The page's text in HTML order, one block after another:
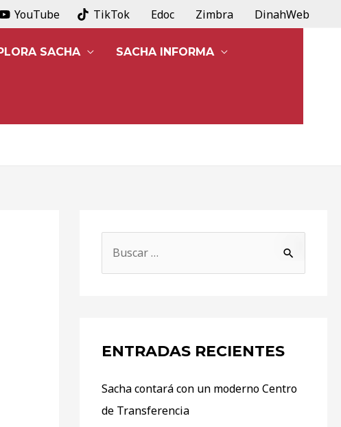
YouTube TikTok Edoc Zimbra DinahWeb
SACHA SACHA INFORMA
ENTRADAS RECIENTES
Sacha contará con un moderno Centro
de Transferencia